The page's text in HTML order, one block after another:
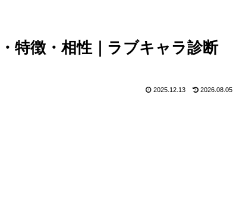
特徴・相性｜ラブキャラ診断
2025.12.13 2026.08.05